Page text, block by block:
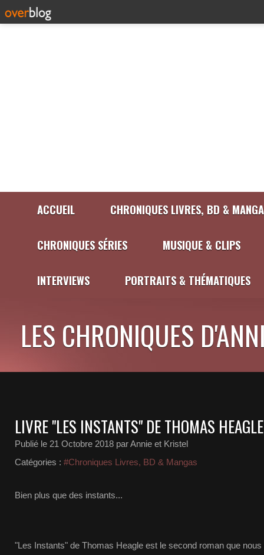
ACCUEIL CHRONIQUES LIVRES, BD &
CHRONIQUES SÉRIES MUSIQUE & CLIPS
INTERVIEWS PORTRAITS & THÉMATIQUES
LES CHRONIQUES
LIVRE "LES INSTANTS" DE THOMAS
Publié le 21 Octobre 2018 par Annie et Kristel
Catégories : #Chroniques Livres, BD & Mangas
Bien plus que des instants...
"Les Instants" de Thomas Heagle est le second roman que